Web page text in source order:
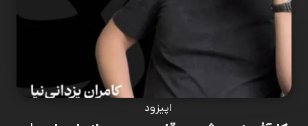
اپیزود